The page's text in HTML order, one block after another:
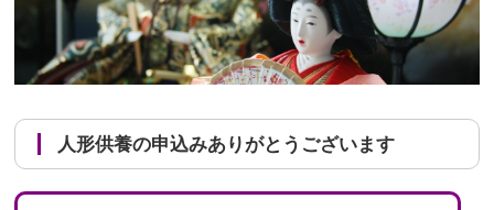
人形供養の申込みありがとうございます